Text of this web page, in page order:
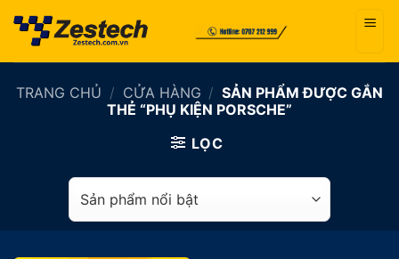
qua
TRANG CHỦ / CỬA HÀNG / SẢN PHẨM ĐƯỢC GẮN
THẺ “PHỤ KIỆN PORSCHE”
LỌC